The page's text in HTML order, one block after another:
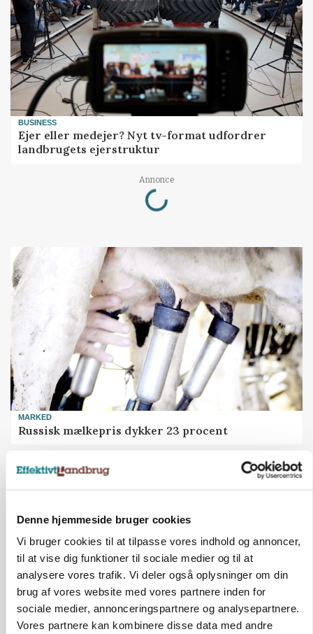
Denne hjemmeside bruger cookies
Vi bruger cookies til at tilpasse vores indhold og annoncer,
til at vise dig funktioner til sociale medier og til at
analysere vores trafik. Vi deler også oplysninger om din
brug af vores website med vores partnere inden for
sociale medier, annonceringspartnere og analysepartnere.
Vores partnere kan kombinere disse data med andre
BUSINESS
Ejer eller medejer? Nyt tv-format udfordrer
landbrugets ejerstruktur
Annonce
Loading...
MARKED
Russisk mælkepris dykker 23 procent